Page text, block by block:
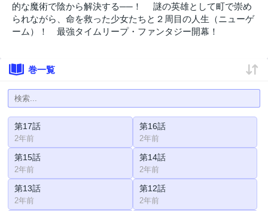
的な魔術で陰から解決する──！ 謎の英雄として町で崇め
られながら、命を救った少女たちと２周目の人生（ニューゲ
ーム）！ 最強タイムリープ・ファンタジー開幕！
巻一覧
第17話
2年前
第16話
2年前
第15話
2年前
第14話
2年前
第13話
2年前
第12話
2年前